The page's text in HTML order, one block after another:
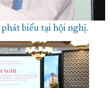
biểu tại hội nghị.